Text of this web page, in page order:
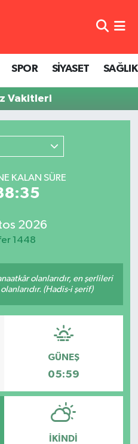
SPOR SİYASET SAĞLIK
Vakitleri
KALAN SÜRE
2026
1448
olanlarıdır, en şerlileri
(Hadis-i şerif)
GÜNEŞ
05:59
İKINDI
ve Fikstür